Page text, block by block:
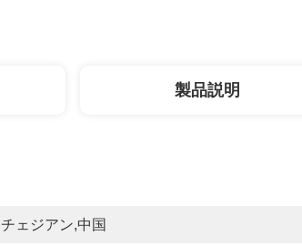
製品説明
チェジアン,中国